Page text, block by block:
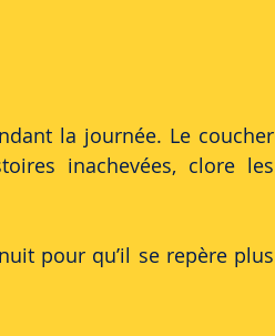
la journée. Le coucher
inachevées, clore les
pour qu’il se repère plus